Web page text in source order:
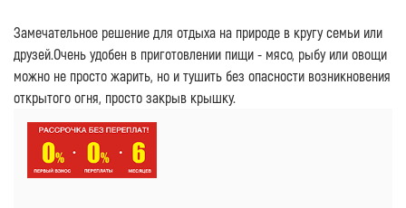
Замечательное решение для отдыха на природе в кругу семьи или
друзей.Очень удобен в приготовлении пищи - мясо, рыбу или овощи
можно не просто жарить, но и тушить без опасности возникновения
открытого огня, просто закрыв крышку.